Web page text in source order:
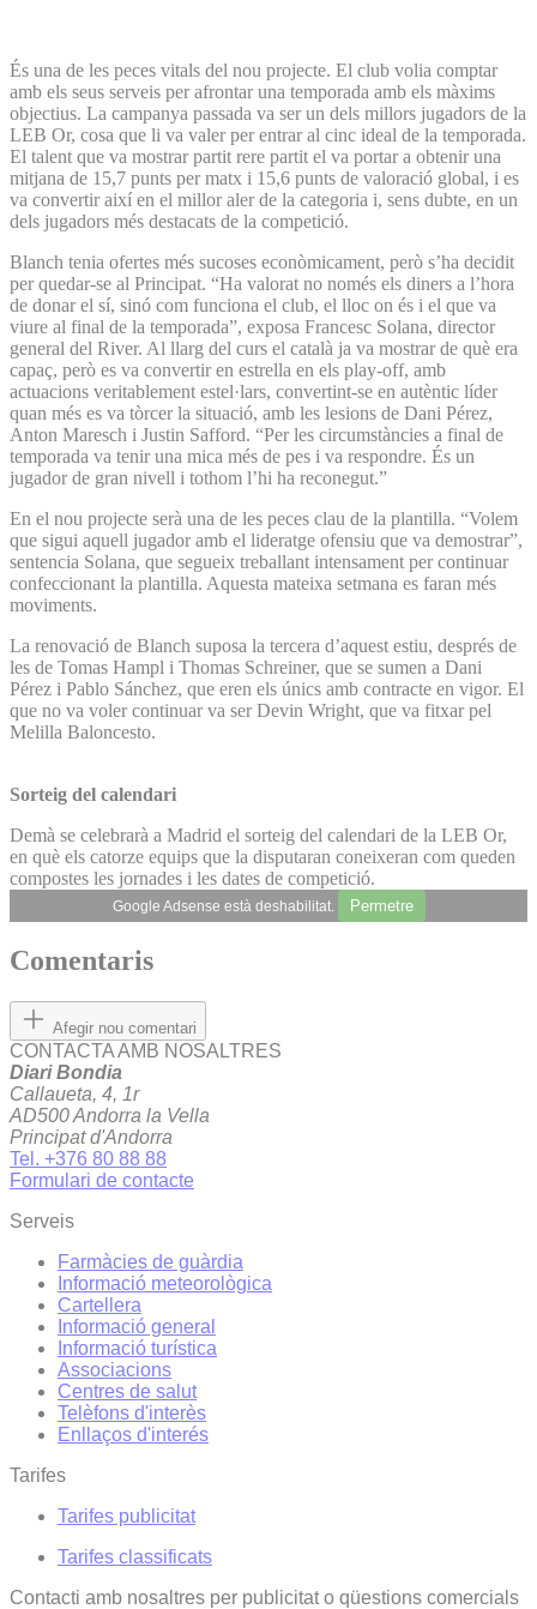
És una de les peces vitals del nou projecte. El club volia comptar
amb els seus serveis per afrontar una temporada amb els màxims
objectius. La campanya passada va ser un dels millors jugadors de la
LEB Or, cosa que li va valer per entrar al cinc ideal de la temporada.
El talent que va mostrar partit rere partit el va portar a obtenir una
mitjana de 15,7 punts per matx i 15,6 punts de valoració global, i es
va convertir així en el millor aler de la categoria i, sens dubte, en un
dels jugadors més destacats de la competició.
Blanch tenia ofertes més sucoses econòmicament, però s’ha decidit
per quedar-se al Principat. “Ha valorat no només els diners a l’hora
de donar el sí, sinó com funciona el club, el lloc on és i el que va
viure al final de la temporada”, exposa Francesc Solana, director
general del River. Al llarg del curs el català ja va mostrar de què era
capaç, però es va convertir en estrella en els play-off, amb
actuacions veritablement estel·lars, convertint-se en autèntic líder
quan més es va tòrcer la situació, amb les lesions de Dani Pérez,
Anton Maresch i Justin Safford. “Per les circumstàncies a final de
temporada va tenir una mica més de pes i va respondre. És un
jugador de gran nivell i tothom l’hi ha reconegut.”
En el nou projecte serà una de les peces clau de la plantilla. “Volem
que sigui aquell jugador amb el lideratge ofensiu que va demostrar”,
sentencia Solana, que segueix treballant intensament per continuar
confeccionant la plantilla. Aquesta mateixa setmana es faran més
moviments.
La renovació de Blanch suposa la tercera d’aquest estiu, després de
les de Tomas Hampl i Thomas Schreiner, que se sumen a Dani
Pérez i Pablo Sánchez, que eren els únics amb contracte en vigor. El
que no va voler continuar va ser Devin Wright, que va fitxar pel
Melilla Baloncesto.
Sorteig del calendari
Demà se celebrarà a Madrid el sorteig del calendari de la LEB Or,
en què els catorze equips que la disputaran coneixeran com queden
compostes les jornades i les dates de competició.
Google Adsense està deshabilitat. Permetre
Comentaris
Afegir nou comentari
CONTACTA AMB NOSALTRES
Diari Bondia
Callaueta, 4, 1r
AD500 Andorra la Vella
Principat d'Andorra
Tel. +376 80 88 88
Formulari de contacte
Serveis
Farmàcies de guàrdia
Informació meteorològica
Cartellera
Informació general
Informació turística
Associacions
Centres de salut
Telèfons d'interès
Enllaços d'interés
Tarifes
Tarifes publicitat
Tarifes classificats
Contacti amb nosaltres per publicitat o qüestions comercials